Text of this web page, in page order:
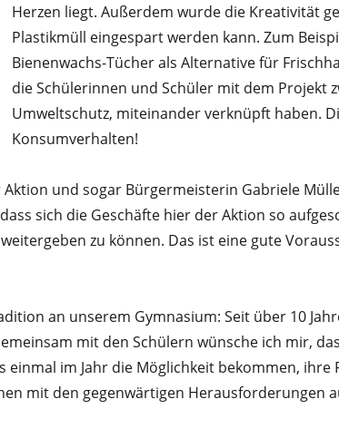
Herzen liegt. Außerdem wurde die Kreativität
Plastikmüll eingespart werden kann. Zum
Bienenwachs-Tücher als Alternative für
die Schülerinnen und Schüler mit dem Projekt
Umweltschutz, miteinander verknüpft haben.
Konsumverhalten!
und sogar Bürgermeisterin Gabriele
sich die Geschäfte hier der Aktion so
zu können. Das ist eine gute
an unserem Gymnasium: Seit über 10
mit den Schülern wünsche ich mir,
im Jahr die Möglichkeit bekommen,
mit den gegenwärtigen Herausforderungen